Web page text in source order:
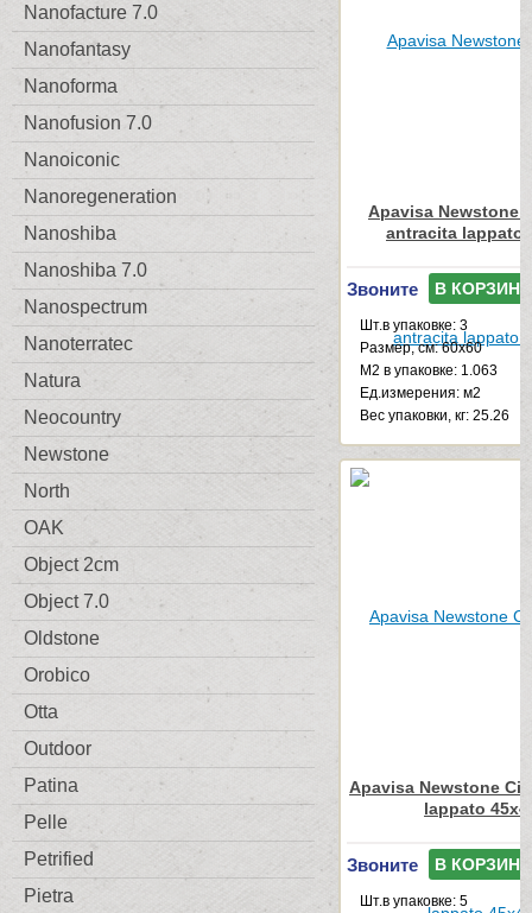
Nanofacture 7.0
Nanofantasy
Nanoforma
Nanofusion 7.0
Nanoiconic
Nanoregeneration
Nanoshiba
Nanoshiba 7.0
Nanospectrum
Nanoterratec
Natura
Neocountry
Newstone
North
OAK
Object 2cm
Object 7.0
Oldstone
Orobico
Otta
Outdoor
Patina
Pelle
Petrified
Pietra
Apavisa Newstone
antracita lappato
Звоните В КОРЗИНУ
Шт.в упаковке: 3
Размер, см: 60x60
М2 в упаковке: 1.063
Ед.измерения: м2
Веc упаковки, кг: 25.26
Apavisa Newstone
lappato
Звоните В КОРЗИНУ
Шт.в упаковке: 5